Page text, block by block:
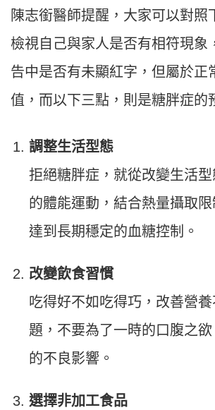
陳志銜醫師提醒，大家可以對照
檢視自己與家人是否有相符現象
告中是否有未顯紅字，但屬於正
值，而以下三點，則是糖胖症的
調整生活型態
拒絕糖胖症，就從改變生活
的體能運動，結合熱量攝取
達到長期穩定的血糖控制。
改變飲食習慣
吃得好不如吃得巧，改善營養
題，不要為了一時的口腹之
的不良影響。
選擇非加工食品